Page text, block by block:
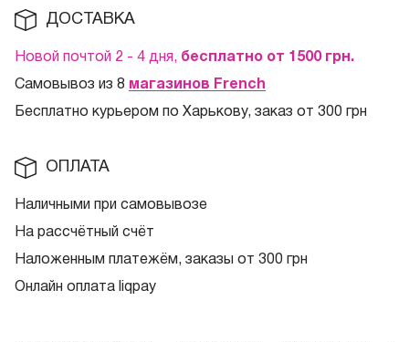
ДОСТАВКА
Новой почтой 2 - 4 дня, бесплатно от 1500 грн.
Самовывоз из 8 магазинов French
Бесплатно курьером по Харькову, заказ от 300 грн
ОПЛАТА
Наличными при самовывозе
На рассчётный счёт
Наложенным платежём, заказы от 300 грн
Онлайн оплата liqpay